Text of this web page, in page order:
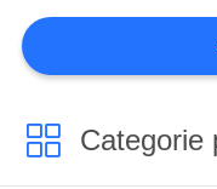
Categorie